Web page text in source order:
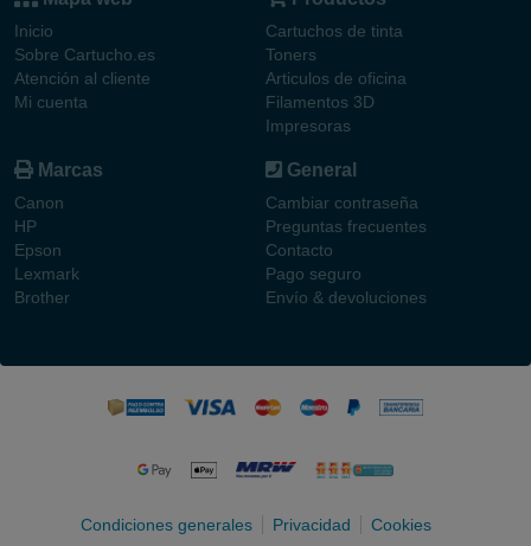
Inicio
Sobre Cartucho.es
Atención al cliente
Mi cuenta
Cartuchos de tinta
Toners
Articulos de oficina
Filamentos 3D
Impresoras
Marcas
Canon
HP
Epson
Lexmark
Brother
General
Cambiar contraseña
Preguntas frecuentes
Contacto
Pago seguro
Envío & devoluciones
Condiciones generales Privacidad Cookies